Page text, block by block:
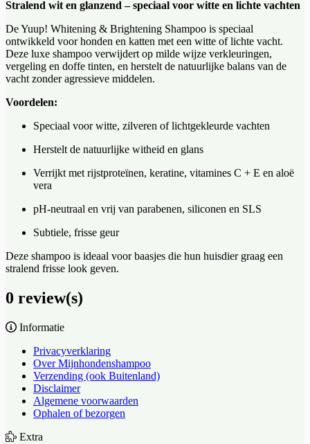
Stralend wit en glanzend – speciaal voor witte en lichte vachten
De Yuup! Whitening & Brightening Shampoo is speciaal
ontwikkeld voor honden en katten met een witte of lichte vacht.
Deze luxe shampoo verwijdert op milde wijze verkleuringen,
vergeling en doffe tinten, en herstelt de natuurlijke balans van de
vacht zonder agressieve middelen.
Voordelen:
Speciaal voor witte, zilveren of lichtgekleurde vachten
Herstelt de natuurlijke witheid en glans
Verrijkt met rijstproteïnen, keratine, vitamines C + E en aloë
vera
pH-neutraal en vrij van parabenen, siliconen en SLS
Subtiele, frisse geur
Deze shampoo is ideaal voor baasjes die hun huisdier graag een
stralend frisse look geven.
0 review(s)
Informatie
Privacyverklaring
Over Mijnhondenshampoo
Verzending (ook Buitenland)
Disclaimer
Algemene voorwaarden
Ophalen of bezorgen
Extra